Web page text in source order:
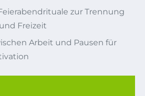
zur Trennung
Freizeit
Arbeit und Pausen für